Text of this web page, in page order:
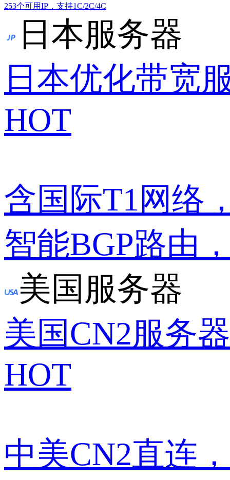
253个可用IP，支持1C/2C/4C
日本服务器
日本优化带宽
HOT
含国际T1网络
智能BGP路由
美国服务器
美国CN2服务器
HOT
中美CN2直连